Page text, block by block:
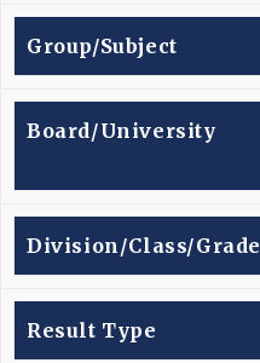
Group/subject
Board/university
Division/Class/Grade
Result Type